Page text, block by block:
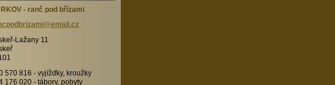
- ranč pod břízami
rizami@email.cz
Lažany 11
570 816 - vyjížďky, kroužky
176 020 - tábory, pobyty